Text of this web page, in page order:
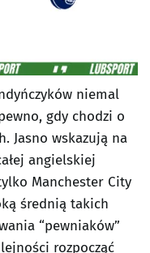
niemal
gdy chodzi o
Jasno wskazują na
angielskiej
Manchester City
średnią takich
“pewniaków”
rozpocząć